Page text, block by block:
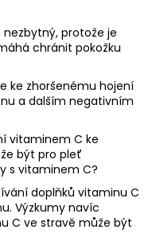
nezbytný, protože je
chránit pokožku
ke zhoršenému hojení
a dalším negativním
vitaminem C ke
být pro pleť
s vitaminem C?
doplňků vitaminu C
Výzkumy navíc
C ve stravě může být